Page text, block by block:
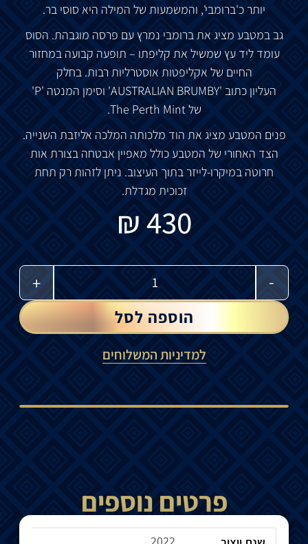
יותר כ'ברומבי', והמשמעות של המילה היא סוסי בר.
גב במטבע מציג אתברומבי נמרץ עם פרסה מוגבהת. הסוס
עומד ליד עץ שמשיל את קליפתו – תופעה קבועה במחזור
החיים של אקליפטות אוסטרליותרבות. בחלק
העליון כתוב 'AUSTRALIAN BRUMBY' ו סימן המנטה
'P'
שלThe Perth Mint.
פנים המטבע מציג את הוד מלכותה המלכה אליזבת השנייה.
הצד האחורי של המטבע כולל מאפיין אבטחה בצורת אות
חרוטה במיקרו-לייזר בתוך העיצוב. ניתן לזהות רק תחת
זכוכית מגדלת.
430
₪
-
+
הוספה לסל
למדיניות המשלוחים
פרטים נוספים
2022